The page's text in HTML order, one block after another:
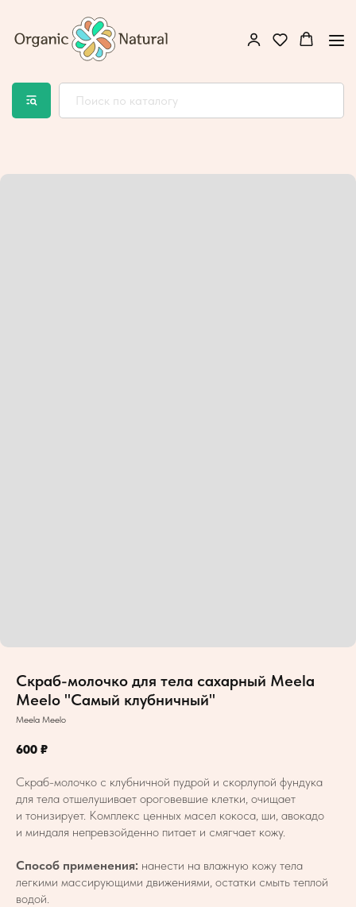
Скраб-молочко для тела сахарный Meela
Meelo "Самый клубничный"
Meela Meelo
600 ₽
Скраб-молочко с клубничной пудрой и скорлупой фундука
для тела отшелушивает ороговевшие клетки, очищает
и тонизирует. Комплекс ценных масел кокоса, ши, авокадо
и миндаля непревзойденно питает и смягчает кожу.
Способ применения: нанести на влажную кожу тела
легкими массирующими движениями, остатки смыть теплой
водой.